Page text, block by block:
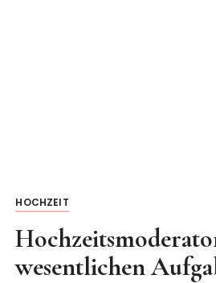
HOCHZEIT
wesentlichen